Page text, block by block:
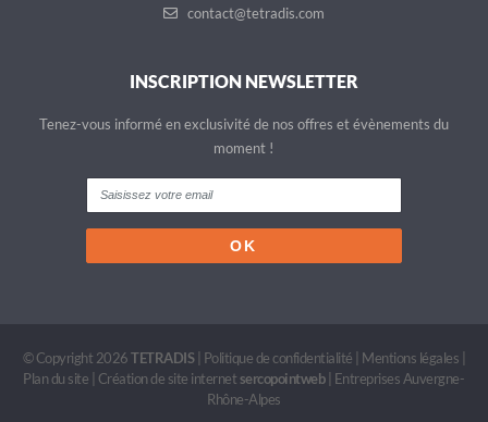
contact@tetradis.com
INSCRIPTION NEWSLETTER
Tenez-vous informé en exclusivité de nos offres et évènements du
moment !
© Copyright 2026TETRADIS| Politique de confidentialité Mentions légales
Plan du site
Création de site internet sercopointweb| Entreprises Auvergne-
Rhône-Alpes